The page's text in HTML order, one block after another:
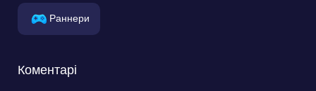
Раннери
Коментарі